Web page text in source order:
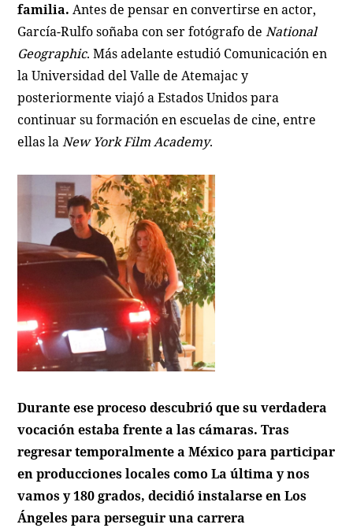
familia.Antes de pensar en convertirse en actor,
García-Rulfo soñaba con ser fotógrafo deNational
Geographic. Más adelante estudió Comunicación en
la Universidad del Valle de Atemajac y
posteriormente viajó a Estados Unidos para
continuar su formación en escuelas de cine, entre
ellas laNew York Film Academy.
Durante ese proceso descubrió que su verdadera
vocación estaba frente a las cámaras. Tras
regresar temporalmente a México para participar
en producciones locales comoLa última y nos
vamosy180 grados, decidió instalarse en Los
Ángeles para perseguir una carrera